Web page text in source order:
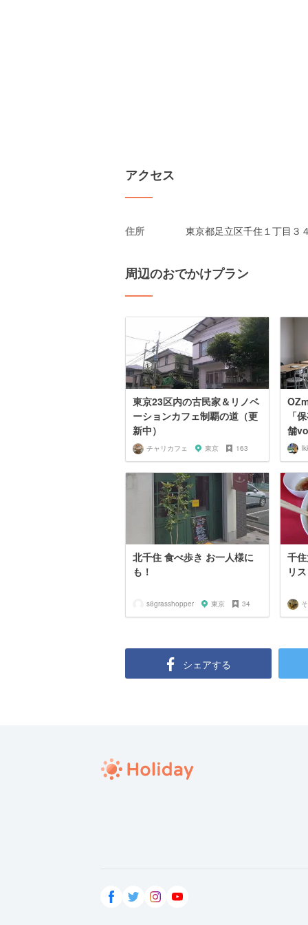
アクセス
住所 東京都足立区千住１丁目３
周辺のおでかけプラン
東京23区内の古民家＆リノベ
ーションカフェ制覇の道（更
新中）
チャリカフェ 東京 163
「
舗
北千住 食べ歩き お一人様に
も！
s8grasshopper 東京 34
千
リ
シェアする